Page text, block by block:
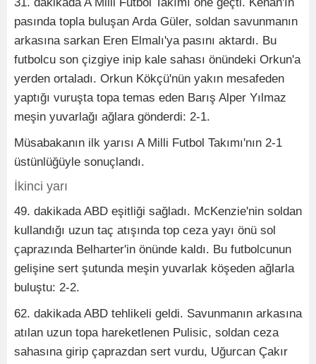
pasında topla buluşan Arda Güler, soldan savunmanın
arkasına sarkan Eren Elmalı'ya pasını aktardı. Bu
futbolcu son çizgiye inip kale sahası önündeki Orkun'a
yerden ortaladı. Orkun Kökçü'nün yakın mesafeden
yaptığı vuruşta topa temas eden Barış Alper Yılmaz
meşin yuvarlağı ağlara gönderdi: 2-1.
Müsabakanın ilk yarısı A Milli Futbol Takımı'nın 2-1
üstünlüğüyle sonuçlandı.
İkinci yarı
49. dakikada ABD eşitliği sağladı. McKenzie'nin soldan
kullandığı uzun taç atışında top ceza yayı önü sol
çaprazında Belharter'in önünde kaldı. Bu futbolcunun
gelişine sert şutunda meşin yuvarlak köşeden ağlarla
buluştu: 2-2.
62. dakikada ABD tehlikeli geldi. Savunmanın arkasına
atılan uzun topa hareketlenen Pulisic, soldan ceza
sahasına girip çaprazdan sert vurdu, Uğurcan Çakır